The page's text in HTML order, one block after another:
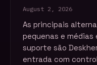
August 2, 2026
As principais
pequenas e médias
suporte são
entrada com